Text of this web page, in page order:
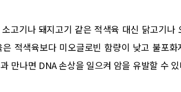
고기나 돼지고기 같은 적색육 대신 닭고기나
적색육보다 미오글로빈 함량이 낮고 불포
만나면 DNA 손상을 일으켜 암을 유발할 수